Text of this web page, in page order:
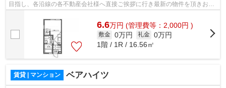
目指し、各沿線の各不動産会社様へ直接ご挨拶に行き最新の物件を頂きお客
6.6万円 (管理費等：2,000円 )
敷金 0万円 礼金 0万円
1階 / 1R / 16.56㎡
賃貸 | マンション ベアハイツ